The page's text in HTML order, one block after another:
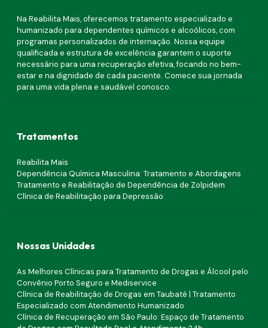
Na Reabilita Mais, oferecemos tratamento especializado e
humanizado para dependentes químicos e alcoólicos, com
programas personalizados de internação. Nossa equipe
qualificada e estrutura de excelência garantem o suporte
necessário para uma recuperação efetiva, focando no bem-
estar e na dignidade de cada paciente. Comece sua jornada
para uma vida plena e saudável conosco.
Tratamentos
Reabilita Mais
Dependência Química Masculina: Tratamento e Abordagens
Tratamento e Reabilitação de Dependência de Zolpidem
Clínica de Reabilitação para Depressão
Nossas Unidades
As Melhores Clínicas para Tratamento de Drogas e Álcool pelo
Convênio Porto Seguro e Mediservice
Clínica de Reabilitação de Drogas em Taubaté | Tratamento
Especializado com Atendimento Humanizado
Clínica de Recuperação em São Paulo: Espaço de Tratamento